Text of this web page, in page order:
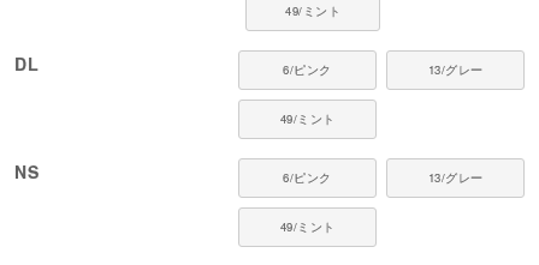
カニンヘン・ミニチュアダックス、ダックスフンド、シーズー、チワワ、パ
ピヨン、ポメラニアン、マルチーズ、トイプードル、ミニチュアシュナウザ
ー、ヨークシャーテリア など
Q. サイズが心配なので大きめを購入しようと思いますがどうでしょうか？
A. 犬ちゃんは動きが活発なため、大きめのウエアを着用すると足が袖から外
れたり、外れた衣服がどこかに絡まってケガをする恐れがあります。そうい
った事故を防ぐためにも、適正サイズ以外のウエアの着用は推奨していませ
49/ミント
DL 6/ピンク 13/グレー
49/ミント
NS 6/ピンク 13/グレー
49/ミント